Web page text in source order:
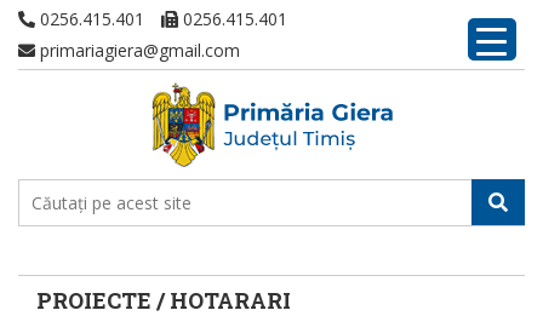
0256.415.401
0256.415.401
primariagiera@gmail.com
PROIECTE / HOTARARI